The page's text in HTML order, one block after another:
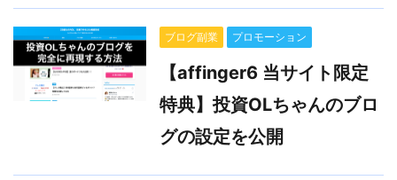
ブログ副業 プロモーション
【affinger6 当サイト限定
特典】投資OLちゃんのブロ
グの設定を公開